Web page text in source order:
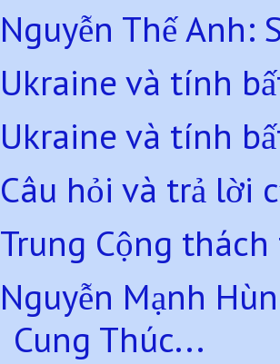
Nguyễn Thế Anh:
Ukraine và tính
Ukraine và tính
Câu hỏi và trả lời
Trung Cộng
Nguyễn Mạnh
Cung Thúc...